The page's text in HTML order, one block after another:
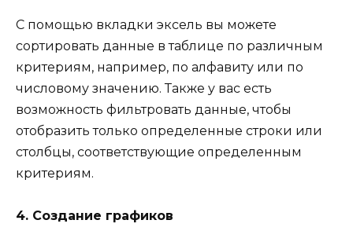
С помощью вкладки эксель вы можете
сортировать данные в таблице по различным
критериям, например, по алфавиту или по
числовому значению. Также у вас есть
возможность фильтровать данные, чтобы
отобразить только определенные строки или
столбцы, соответствующие определенным
критериям.
4. Создание графиков